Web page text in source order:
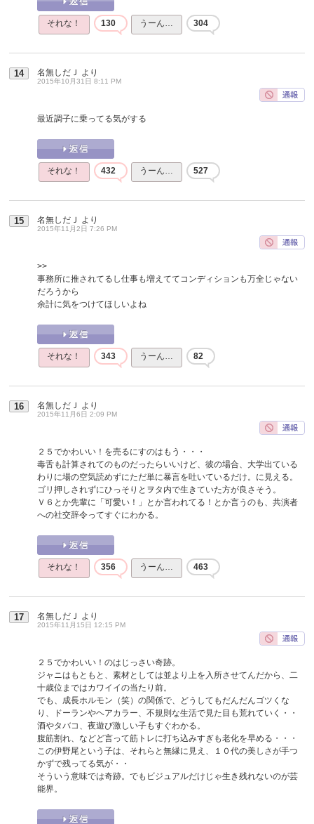
それな！ 130 うーん… 304
14 名無しだＪ より
2015年10月31日 8:11 PM
最近調子に乗ってる気がする
それな！ 432 うーん… 527
15 名無しだＪ より
2015年11月2日 7:26 PM
>>
事務所に推されてるし仕事も増えててコンディションも万全じゃない
だろうから
余計に気をつけてほしいよね
それな！ 343 うーん… 82
16 名無しだＪ より
2015年11月6日 2:09 PM
２５でかわいい！を売るにすのはもう・・・
毒舌も計算されてのものだったらいいけど、彼の場合、大学出ている
わりに場の空気読めずにただ単に暴言を吐いているだけ。に見える。
ゴリ押しされずにひっそりとヲタ内で生きていた方が良さそう。
Ｖ６とか先輩に「可愛い！」とか言われてる！とか言うのも、共演者
への社交辞令ってすぐにわかる。
それな！ 356 うーん… 463
17 名無しだＪ より
2015年11月15日 12:15 PM
２５でかわいい！のはじっさい奇跡。
ジャニはもともと、素材としては並より上を入所させてんだから、二
十歳位まではカワイイの当たり前。
でも、成長ホルモン（笑）の関係で、どうしてもだんだんゴツくな
り、ドーランやヘアカラー、不規則な生活で見た目も荒れていく・・
酒やタバコ、夜遊び激しい子もすぐわかる。
腹筋割れ、などど言って筋トレに打ち込みすぎも老化を早める・・・
この伊野尾という子は、それらと無縁に見え、１０代の美しさが手つ
かずで残ってる気が・・
そういう意味では奇跡。でもビジュアルだけじゃ生き残れないのが芸
能界。